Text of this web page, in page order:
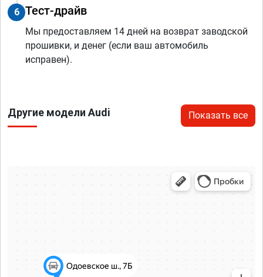
6 Тест-драйв
Мы предоставляем 14 дней на возврат заводской
прошивки, и денег (если ваш автомобиль
исправен).
Другие модели Audi Показать все